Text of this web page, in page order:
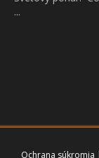
...
Ochrana súkromia